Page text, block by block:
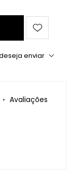
enviar
Avaliações